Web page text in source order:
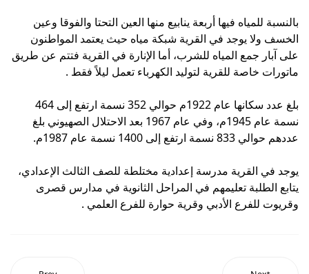
بالنسبة للمياه فيها أربعة ينابيع منها العين التحتا والفوقا وعين
الخسف ولا يوجد في القرية شبكة مياه حيث يعتمد المواطنون
على آبار جمع المياه للشرب، أما الإنارة في القرية فتتم عن طريق
ماتورات خاصة للقرية لتوليد الكهرباء تعمل ليلاً فقط .
بلغ عدد سكانها عام 1922م حوالي 352 نسمة ارتفع إلى 464
نسمة عام 1945م، وفي عام 1967 بعد الاحتلال الصهيوني بلغ
عددهم حوالي 833 نسمة ارتفع إلى 1400 نسمة عام 1987م.
يوجد في القرية مدرسة إعدادية مختلطة للصف الثالث الإعدادي،
يتابع الطلبة تعليمهم في المراحل الثانوية في مدارس قصرى
وقريوت للفرع الأدبي وقرية حوارة للفرع العلمي .